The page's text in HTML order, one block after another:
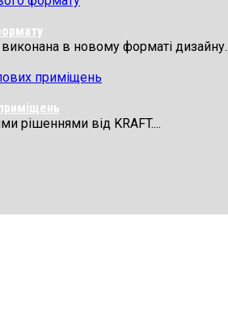
в новому форматі
рішеннями від KRAFT....